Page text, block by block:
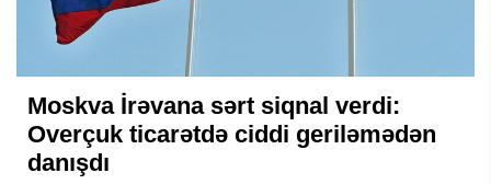
Moskva İrəvana sərt siqnal verdi:
Overçuk ticarətdə ciddi geriləmədən
danışdı